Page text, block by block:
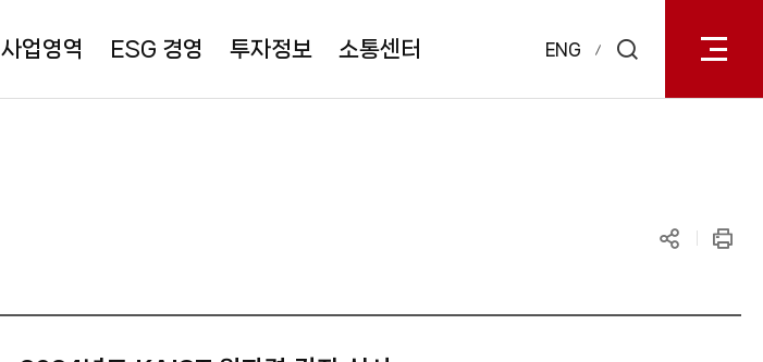
사업영역 ESG 경영 투자정보 소통센터 ENG
열기